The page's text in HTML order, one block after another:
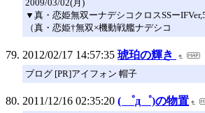
2009/03/02(月)
▼真・恋姫無双ーナデシコクロスSSー
（真・恋姫†無双×機動戦艦ナデシコ
2012/02/17 14:57:35 琥珀の輝き
ブログ [PR]アイフォン 帽子
2011/12/16 02:35:20 ( ゜д゜)の物置